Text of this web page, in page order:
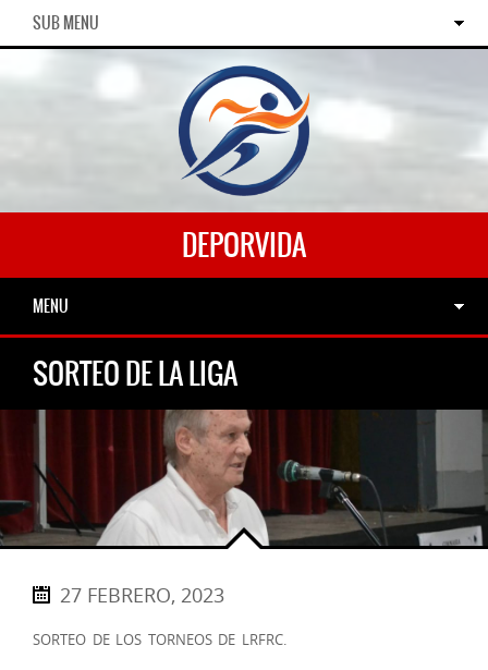
SUB MENU
DEPORVIDA
MENU
SORTEO DE LA LIGA
27 FEBRERO, 2023
SORTEO DE LOS TORNEOS DE LRFRC.